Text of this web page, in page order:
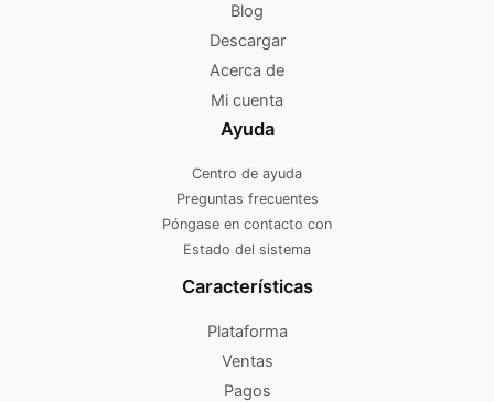
Blog
Descargar
Acerca de
Mi cuenta
Ayuda
Centro de ayuda
Preguntas frecuentes
Póngase en contacto con
Estado del sistema
Características
Plataforma
Ventas
Pagos